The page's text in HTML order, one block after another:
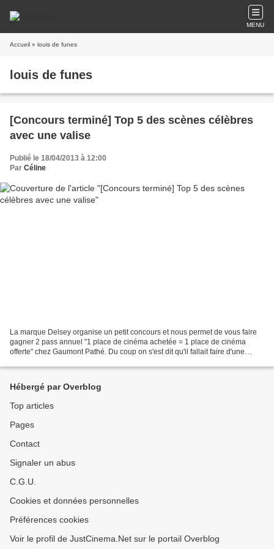
MENU
Accueil » louis de funes
louis de funes
[Concours terminé] Top 5 des scènes célèbres
avec une valise
Publié le 18/04/2013 à 12:00
Par Céline
La marque Delsey organise un petit concours et nous permet de vous faire
gagner 2 pass annuel "1 place de cinéma achetée = 1 place de cinéma
offerte" chez Gaumont Pathé. Du coup on s'est dit qu'il fallait faire d'une
Hébergé par Overblog
Top articles
Pages
Contact
Signaler un abus
C.G.U.
Cookies et données personnelles
Préférences cookies
Voir le profil de JustCinema.Net sur le portail Overblog